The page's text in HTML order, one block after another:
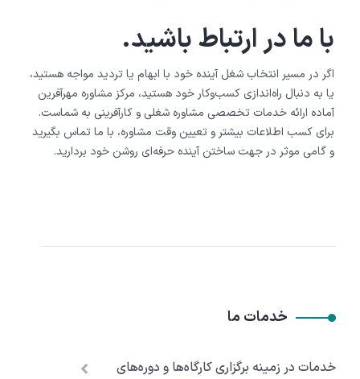
با ما در ارتباط باشید.
اگر در مسیر انتخاب شغل آینده خود با ابهام یا تردید مواجه هستید،
یا به دنبال راه‌اندازی کسب‌وکار خود هستید، مرکز مشاوره مهرآفرین
آماده ارائه خدمات تخصصی مشاوره شغلی و کارآفرینی به شماست.
برای کسب اطلاعات بیشتر و تعیین وقت مشاوره، با ما تماس بگیرید
و گامی موثر در جهت ساختن آینده حرفه‌ای روشن خود بردارید.
خدمات ما
خدمات در زمینه برگزاری کارگاه‌ها و دوره‌های